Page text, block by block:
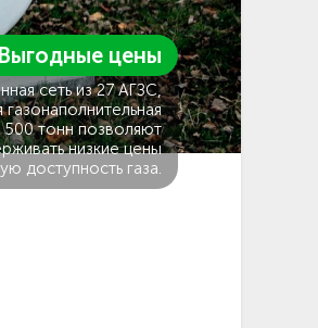
Выгодные цены
сеть из 27 АГЗС,
газонаполнительная
500 тонн позволяют
низкие цены
доступность газа.